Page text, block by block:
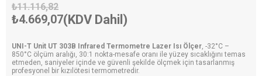
₺11.116,82
₺4.669,07(KDV Dahil)
UNI-T Unit UT 303B Infrared Termometre Lazer Isı Ölçer, -32°C –
850°C ölçüm aralığı, 30:1 nokta-mesafe oranı ile yüzey sıcaklığını temas
etmeden, saniyeler içinde ve güvenli şekilde ölçmek için tasarlanmış
profesyonel bir kızılötesi termometredir.